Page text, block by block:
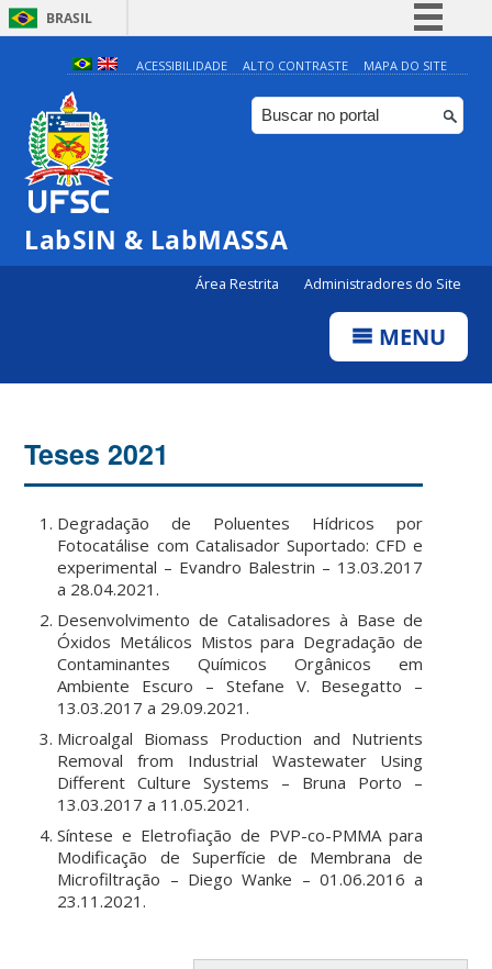
BRASIL
Simplifique!
Comunica BR
Participe
ACESSIBILIDADE ALTO CONTRASTE MAPA DO SITE
LabSIN & LabMASSA
Área Restrita Administradores do Site
MENU
Teses 2021
Degradação de Poluentes Hídricos por
Fotocatálise com Catalisador Suportado: CFD e
experimental – Evandro Balestrin – 13.03.2017
a 28.04.2021.
Desenvolvimento de Catalisadores à Base de
Óxidos Metálicos Mistos para Degradação de
Contaminantes Químicos Orgânicos em
Ambiente Escuro – Stefane V. Besegatto –
13.03.2017 a 29.09.2021.
Microalgal Biomass Production and Nutrients
Removal from Industrial Wastewater Using
Different Culture Systems – Bruna Porto –
13.03.2017 a 11.05.2021.
Síntese e Eletrofiação de PVP-co-PMMA para
Modificação de Superfície de Membrana de
Microfiltração – Diego Wanke – 01.06.2016 a
23.11.2021.